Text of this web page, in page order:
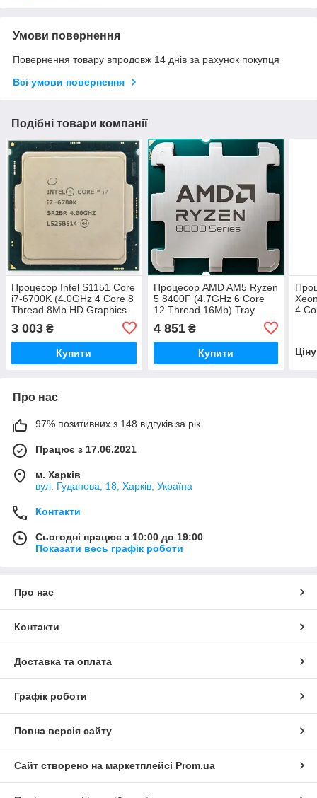
Умови повернення
Повернення товару впродовж 14 днів за рахунок покупця
Всі умови повернення
Подібні товари компанії
Процесор Intel S1151 Core
i7-6700K (4.0GHz 4 Core 8
Thread 8Mb HD Graphics
3 003 ₴
Купити
Процесор AMD AM5 Ryzen
5 8400F (4.7GHz 6 Core
12 Thread 16Mb) Tray
4 851₴
Купити
4
Про нас
97% позитивних з 148 відгуків за рік
Працює з 17.06.2021
м. Харків
вул. Гуданова, 18, Харків, Україна
Контакти
Сьогодні працює з 10:00 до 19:00
Показати весь графік роботи
Про нас
Контакти
Доставка та оплата
Графік роботи
Повна версія сайту
Сайт створено на маркетплейсі Prom.ua